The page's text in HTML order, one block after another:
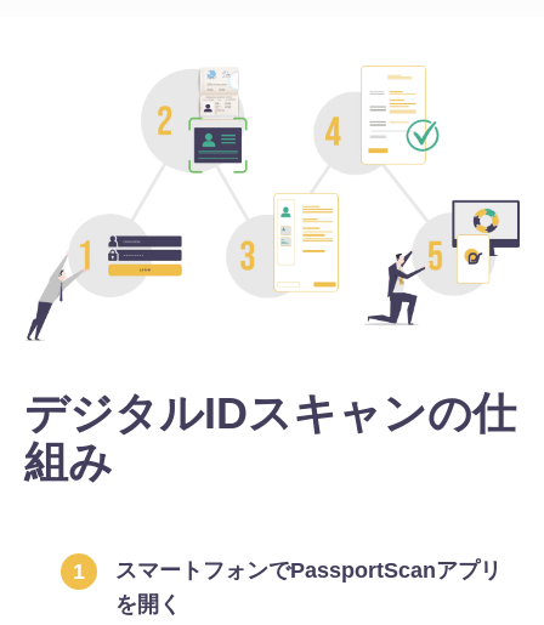
デジタルIDスキャンの仕
組み
スマートフォンでPassportScanアプリ
を開く